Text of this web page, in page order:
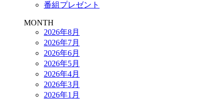
番組プレゼント
MONTH
2026年8月
2026年7月
2026年6月
2026年5月
2026年4月
2026年3月
2026年1月